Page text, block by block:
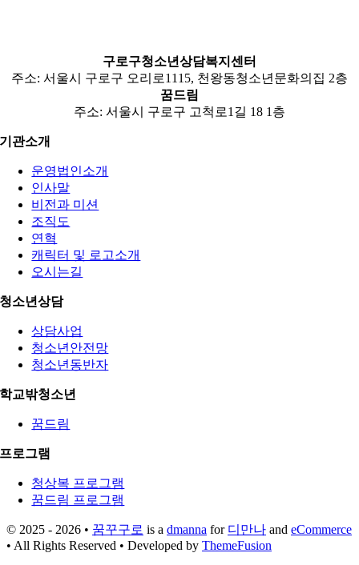
구로구청소년상담복지센터
주소: 서울시 구로구 오리로1115, 천왕동청소년문화의집 2층
꿈드림
주소: 서울시 구로구 고척로1길 18 1층
기관소개
운영법인소개
인사말
비전과 미션
조직도
연혁
캐릭터 및 로고소개
오시는길
청소년상담
상담사업
청소년안전망
청소년동반자
학교밖청소년
꿈드림
프로그램
청상복 프로그램
꿈드림 프로그램
© 2025 - 2026 • 꿈꾸구로 is a dmanna for 디만나 and eCommerce
• All Rights Reserved • Developed by ThemeFusion